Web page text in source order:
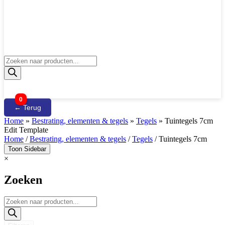
Producten
zoeken
0
← Terug
Home » Bestrating, elementen & tegels » Tegels » Tuintegels 7cm
Edit Template
Home /Bestrating, elementen & tegels /Tegels / Tuintegels 7cm
Toon Sidebar
×
Zoeken
Producten
zoeken